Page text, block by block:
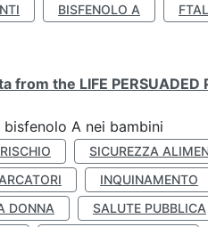
BISFENOLO A
the LIFE PERSUADED
A nei bambini
SICUREZZA
INQUINAMENTO
DONNA SALUTE PUBBLICA